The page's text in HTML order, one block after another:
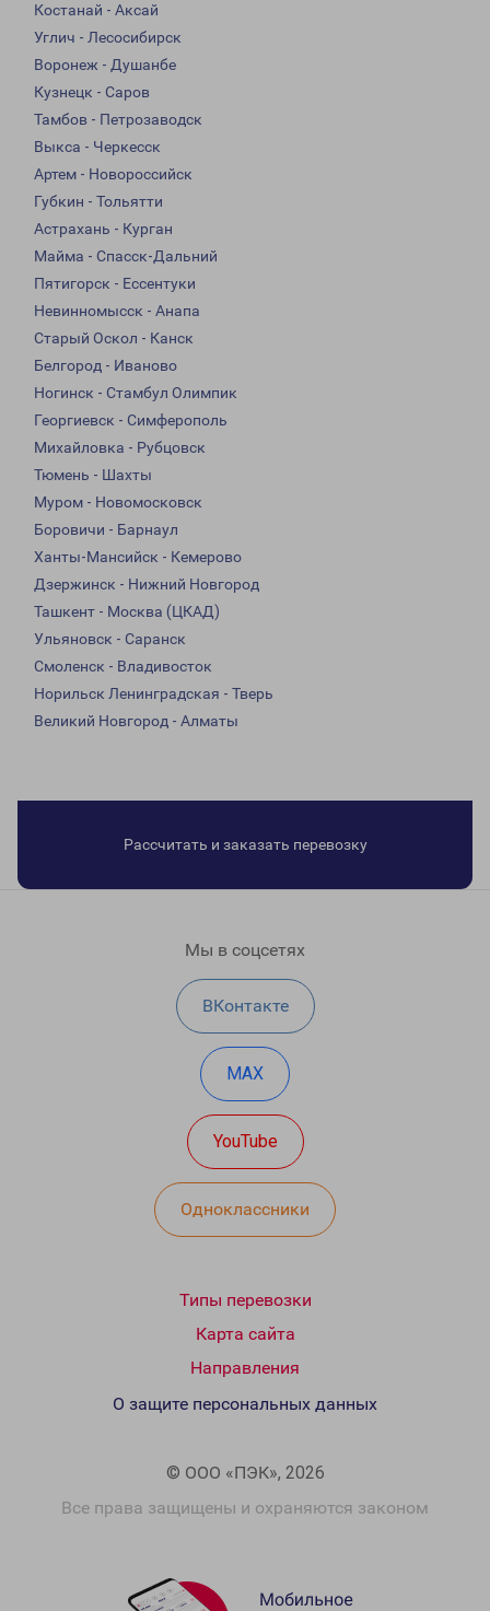
Костанай - Аксай
Углич - Лесосибирск
Воронеж - Душанбе
Кузнецк - Саров
Тамбов - Петрозаводск
Выкса - Черкесск
Артем - Новороссийск
Губкин - Тольятти
Астрахань - Курган
Майма - Спасск-Дальний
Пятигорск - Ессентуки
Невинномысск - Анапа
Старый Оскол - Канск
Белгород - Иваново
Ногинск - Стамбул Олимпик
Георгиевск - Симферополь
Михайловка - Рубцовск
Тюмень - Шахты
Муром - Новомосковск
Боровичи - Барнаул
Ханты-Мансийск - Кемерово
Дзержинск - Нижний Новгород
Ташкент - Москва (ЦКАД)
Ульяновск - Саранск
Смоленск - Владивосток
Норильск Ленинградская - Тверь
Великий Новгород - Алматы
Рассчитать и заказать перевозку
Мы в соцсетях
ВКонтакте
MAX
YouTube
Одноклассники
Типы перевозки
Карта сайта
Направления
© ООО «ПЭК», 2026
Все права защищены и охраняются законом
О защите персональных данных